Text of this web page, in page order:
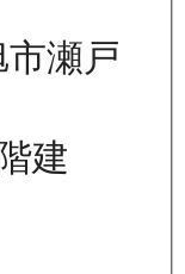
瀬戸
建